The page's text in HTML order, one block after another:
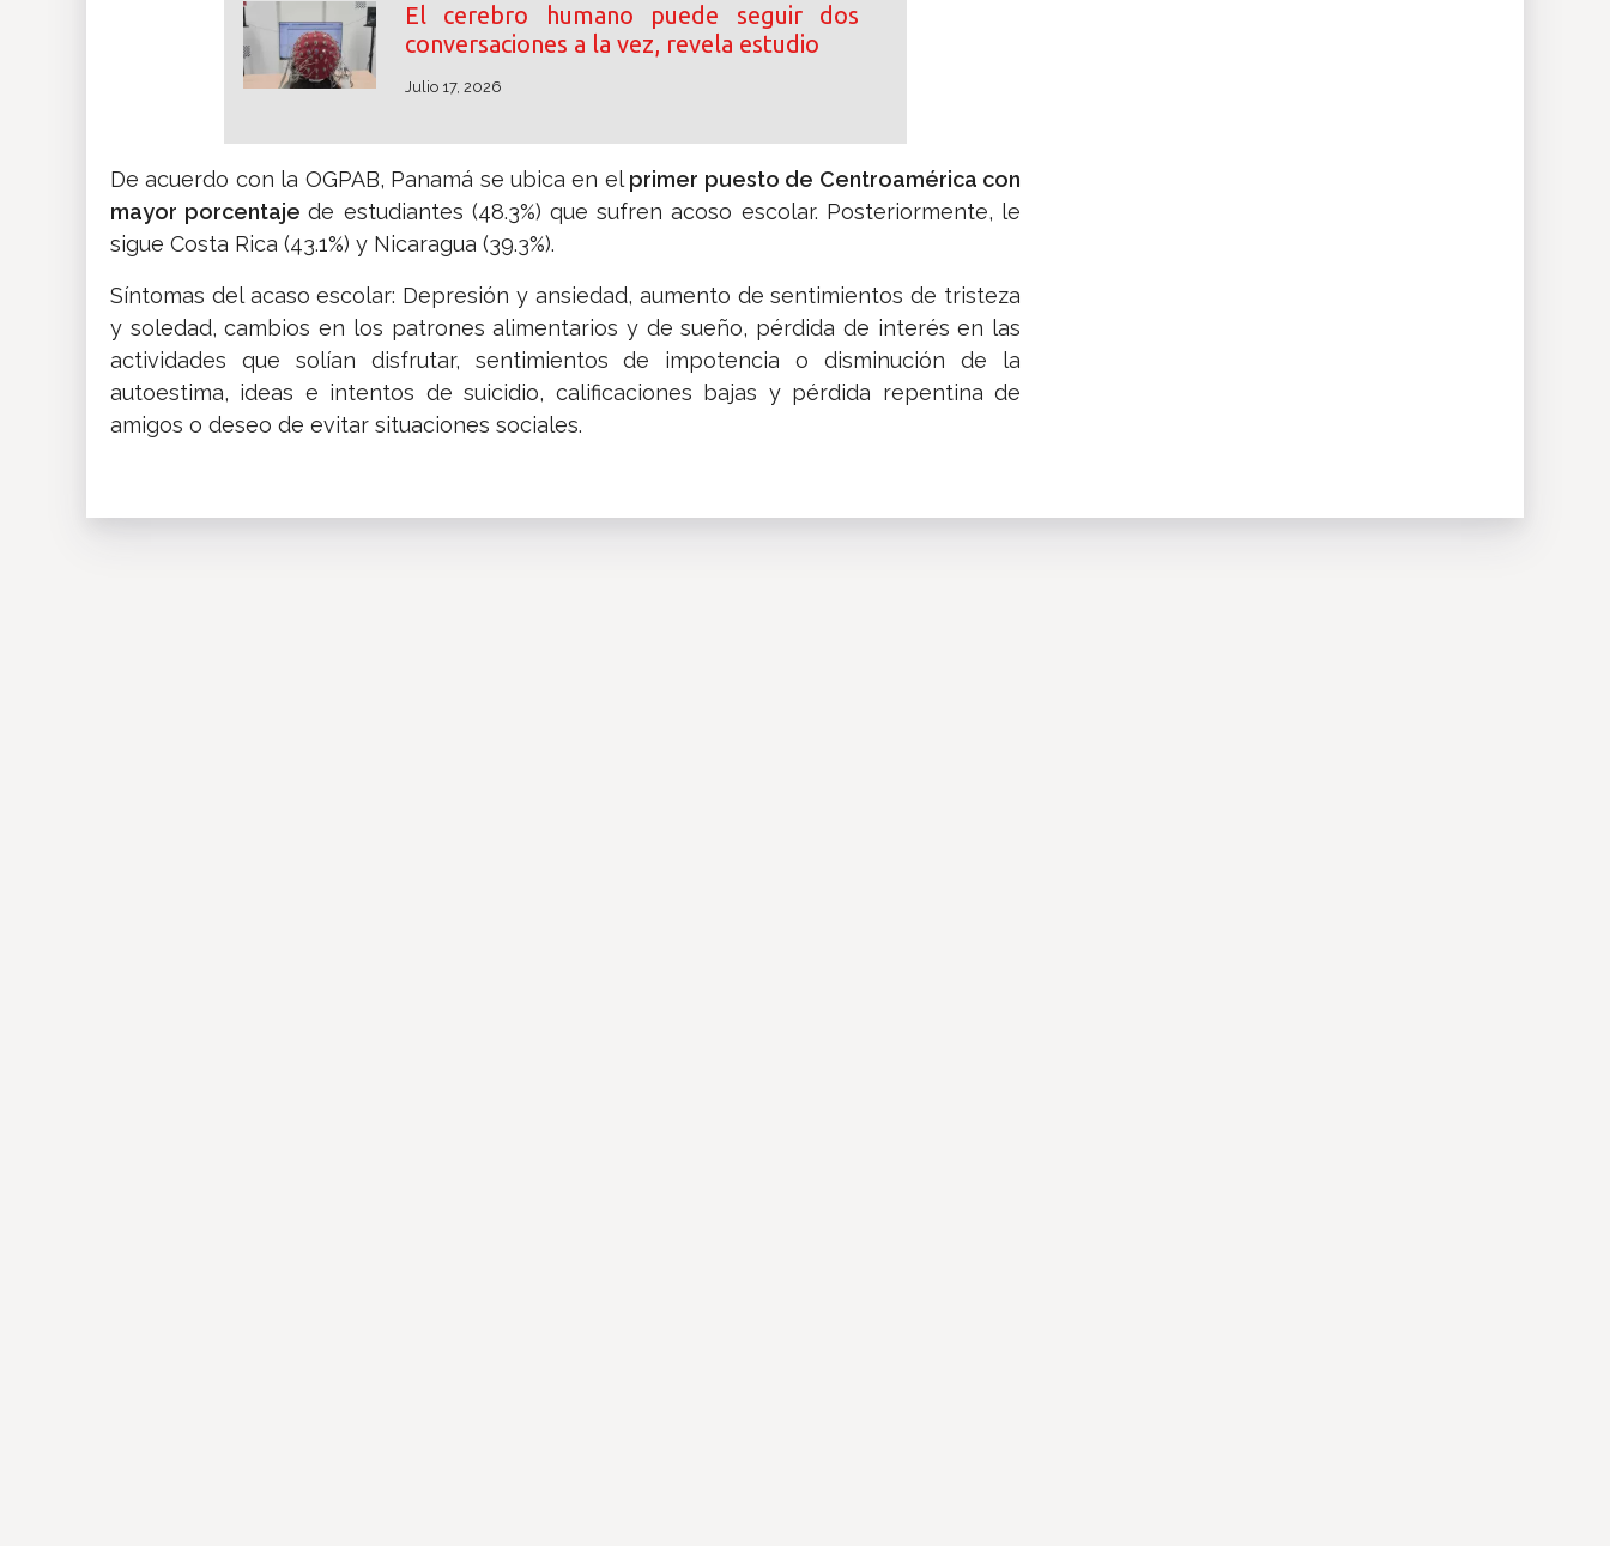
El cerebro humano puede seguir dos
conversaciones a la vez, revela estudio
Julio 17, 2026
De acuerdo con la OGPAB, Panamá se ubica en elprimer puesto de Centroamérica con
mayor porcentajede estudiantes (48.3%) que sufren acoso escolar. Posteriormente, le
sigue Costa Rica (43.1%) y Nicaragua (39.3%).
Síntomas del acaso escolar: Depresión y ansiedad, aumento de sentimientos de tristeza
y soledad, cambios en los patrones alimentarios y de sueño, pérdida de interés en las
actividades que solían disfrutar, sentimientos de impotencia o disminución de la
autoestima, ideas e intentos de suicidio, calificaciones bajas y pérdida repentina de
amigos o deseo de evitar situaciones sociales.